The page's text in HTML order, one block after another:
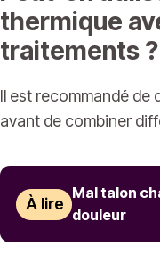
thermique
traitements ?
Il est recommandé de
avant de combiner
À lire
Mal talon
douleur